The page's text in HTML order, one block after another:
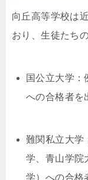
向丘高等学校は
おり、生徒たち
国公立大学：
への合格者を
難関私立大学
学、青山学院
学）への合格